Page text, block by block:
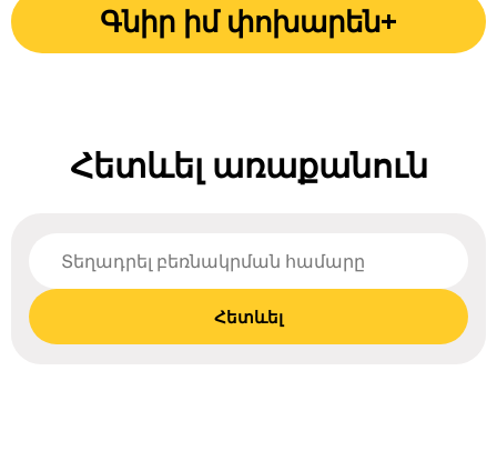
Գնիր իմ փոխարեն+
Հետևել առաքանուն
Հետևել